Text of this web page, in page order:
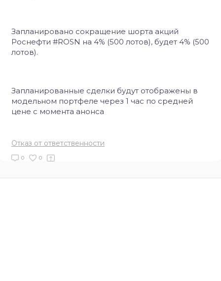
Запланировано сокращение шорта акций
Роснефти #ROSN на 4% (500 лотов), будет 4% (500
лотов).
Запланированные сделки будут отображены в
модельном портфеле через 1 час по средней
цене с момента анонса
Отказ от ответственности
0 0